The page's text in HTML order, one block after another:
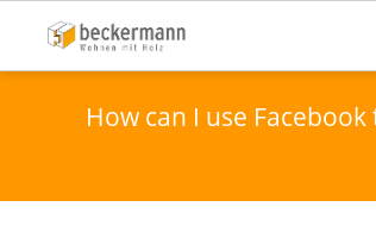
How can I use